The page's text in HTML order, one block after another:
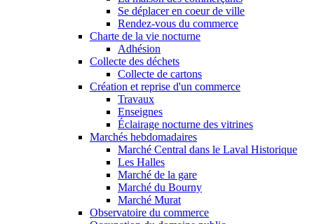
Se déplacer en coeur de ville
Rendez-vous du commerce
Charte de la vie nocturne
Adhésion
Collecte des déchets
Collecte de cartons
Création et reprise d'un commerce
Travaux
Enseignes
Éclairage nocturne des vitrines
Marchés hebdomadaires
Marché Central dans le Laval Historique
Les Halles
Marché de la gare
Marché du Bourny
Marché Murat
Observatoire du commerce